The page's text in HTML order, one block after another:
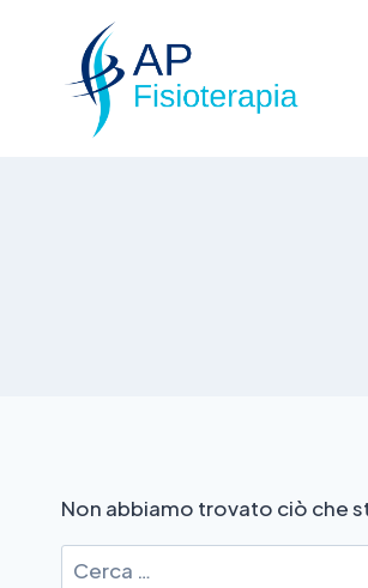
Non abbiamo trovato ciò che